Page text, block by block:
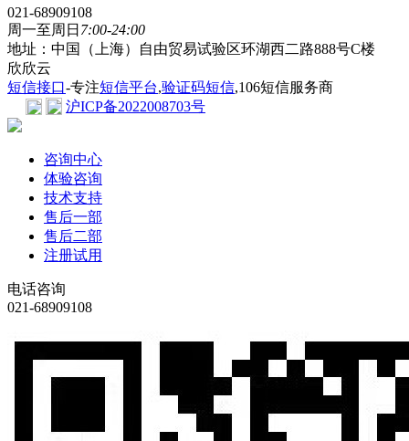
021-68909108
周一至周日 7:00-24:00
地址：中国（上海）自由贸易试验区环湖西二路888号C楼
欣欣云
短信接口-专注短信平台,验证码短信,106短信服务商
沪ICP备2022008703号
咨询中心
体验咨询
技术支持
售后一部
售后二部
注册试用
电话咨询
021-68909108